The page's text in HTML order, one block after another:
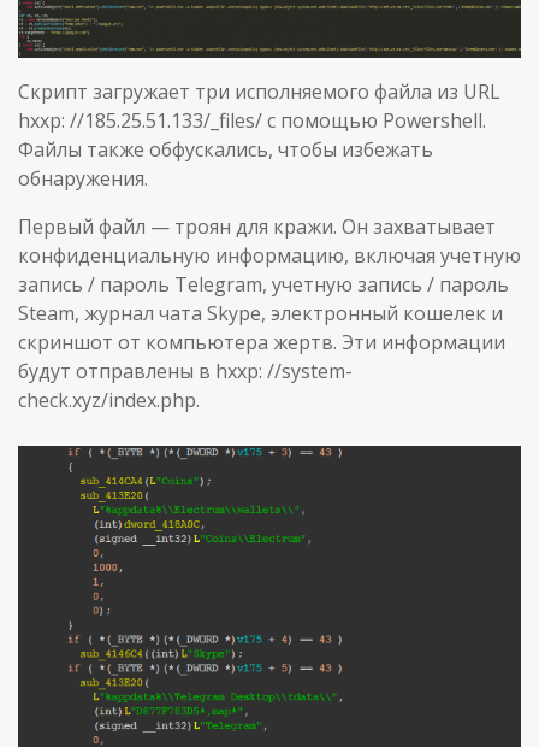
Скрипт загружает три исполняемого файла из URL
hxxp: //185.25.51.133/_files/ с помощью Powershell.
Файлы также обфускались, чтобы избежать
обнаружения.
Первый файл — троян для кражи. Он захватывает
конфиденциальную информацию, включая учетную
запись / пароль Telegram, учетную запись / пароль
Steam, журнал чата Skype, электронный кошелек и
скриншот от компьютера жертв. Эти информации
будут отправлены в hxxp: //system-
check.xyz/index.php.